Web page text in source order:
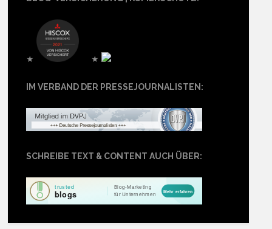
★ ★
IM VERBAND DER PRESSEJOURNALISTEN:
SCHREIBE TEXT & CONTENT AUCH ÜBER: